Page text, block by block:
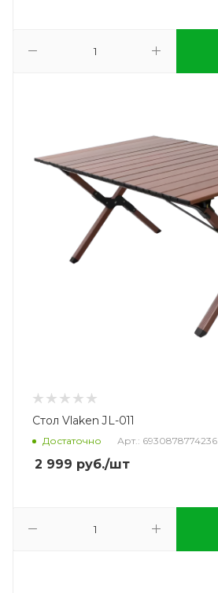
Стол Vlaken JL-011
Достаточно Арт.: 6930878774236
2 999 руб./шт